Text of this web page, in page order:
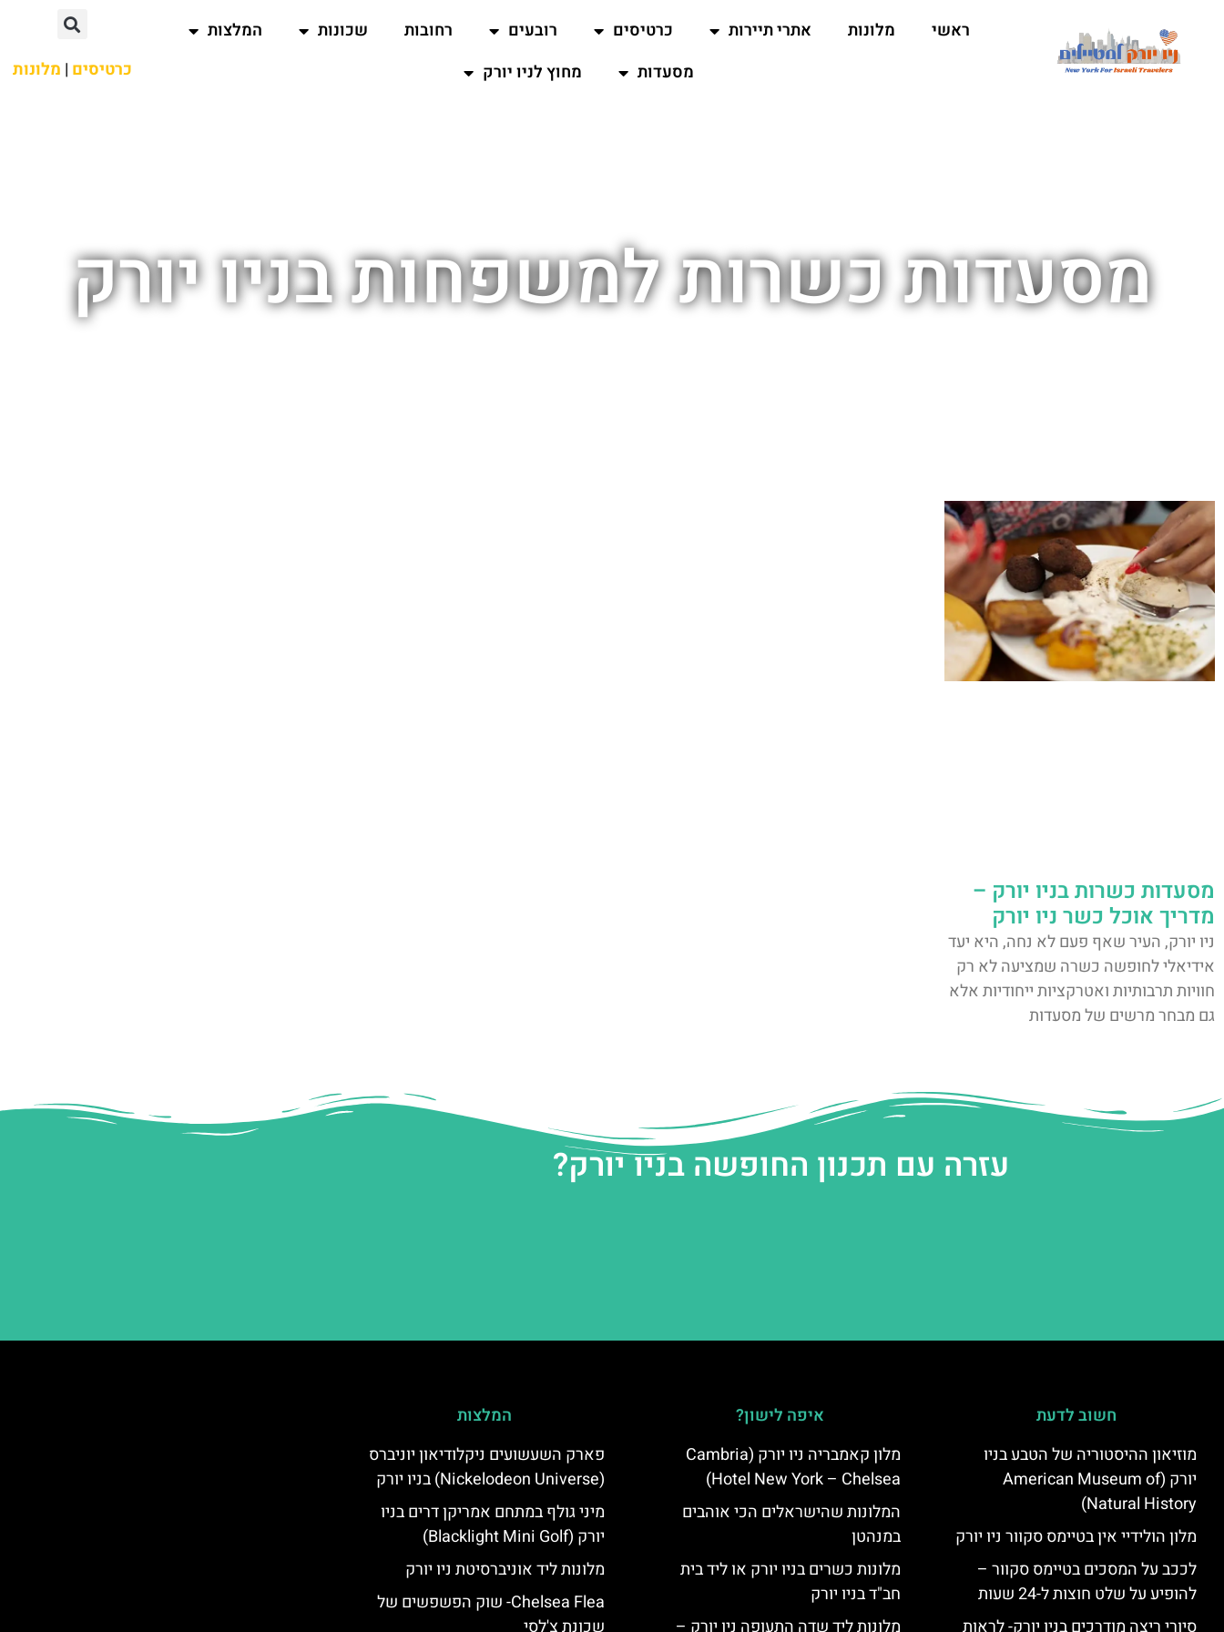
ראשי מלונות אתרי תיירות כרטיסים רובעים רחובות שכונות
המלצות
מסעדות
מחוץ לניו יורק כרטיסים | מלונות
מסעדות כשרות למשפחות בניו יורק
מסעדות כשרות בניו יורק –
מדריך אוכל כשר ניו יורק
ניו יורק, העיר שאף פעם לא נחה, היא יעד
אידיאלי לחופשה כשרה שמציעה לא רק
חוויות תרבותיות ואטרקציות ייחודיות אלא
גם מבחר מרשים של מסעדות
עזרה עם תכנון החופשה בניו יורק?
חשוב לדעת
מוזיאון ההיסטוריה של הטבע בניו
יורק (American Museum of
Natural History)
מלון הולידיי אין בטיימס סקוור ניו יורק
לככב על המסכים בטיימס סקוור –
להופיע על שלט חוצות ל-24 שעות
סיורי ריצה מודרכים בניו יורק- לראות
איפה לישון?
מלון קאמבריה ניו יורק (Cambria
Hotel New York – Chelsea)
המלונות שהישראלים הכי אוהבים
במנהטן
מלונות כשרים בניו יורק או ליד בית
חב"ד בניו יורק
מלונות ליד שדה התעופה ניו יורק –
המלצות
פארק השעשועים ניקלודיאון יוניברס
(Nickelodeon Universe) בניו יורק
מיני גולף במתחם אמריקן דרים בניו
יורק (Blacklight Mini Golf)
מלונות ליד אוניברסיטת ניו יורק
Chelsea Flea- שוק הפשפשים של
שכונת צ'לסי